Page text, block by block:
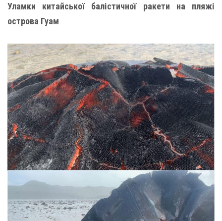
Уламки китайської балістичної ракети на пляжі
острова Гуам